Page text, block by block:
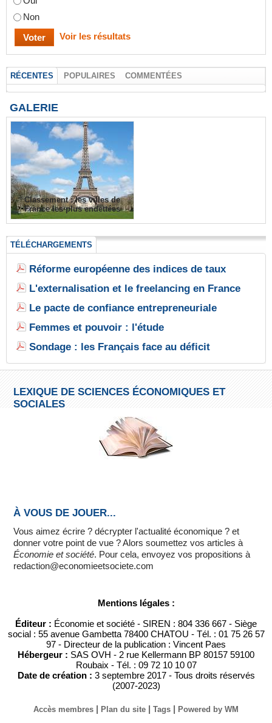
Non
Voir les résultats
RÉCENTES POPULAIRES COMMENTÉES
GALERIE
Classement : les villes de
France les plus endettées
TÉLÉCHARGEMENTS
Réforme européenne des indices de taux
L'externalisation et le freelancing en France
Le pacte de confiance entrepreneuriale
Femmes et pouvoir : l'étude
Sondage : les Français face au déficit
LEXIQUE DE SCIENCES ÉCONOMIQUES ET
SOCIALES
À VOUS DE JOUER...
Vous aimez écrire ? décrypter l'actualité économique ? et
donner votre point de vue ? Alors soumettez vos articles à
Économie et société. Pour cela, envoyez vos propositions à
redaction@economieetsociete.com
Mentions légales :
Éditeur : Économie et société - SIREN : 804 336 667 - Siège
social : 55 avenue Gambetta 78400 CHATOU - Tél. : 01 75 26 57
97 - Directeur de la publication : Vincent Paes
Hébergeur : SAS OVH - 2 rue Kellermann BP 80157 59100
Roubaix - Tél. : 09 72 10 10 07
Date de création : 3 septembre 2017 - Tous droits réservés
(2007-2023)
Accès membres | Plan du site | Tags | Powered by WM